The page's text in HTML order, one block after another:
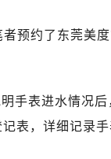
层1304室（需提
）A1座办公楼14
704室（需提前预
字楼15层07室（
（需提前预约）
预约了东莞美
手表进水情况
表，详细记录